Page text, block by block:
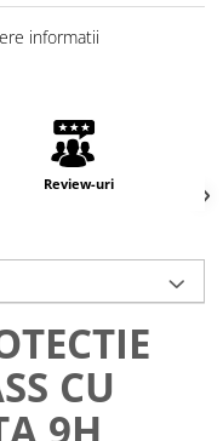
informatii
Review-uri
CU